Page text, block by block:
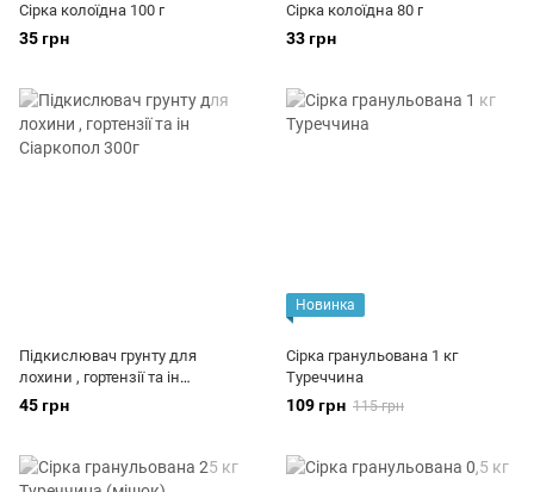
Сірка колоїдна 100 г
35 грн
Сірка колоїдна 80 г
33 грн
Підкислювач грунту для
лохини , гортензії та ін
Сіаркопол 300г
45 грн
Новинка
Сірка гранульована 1 кг
Туреччина
109 грн 115 грн